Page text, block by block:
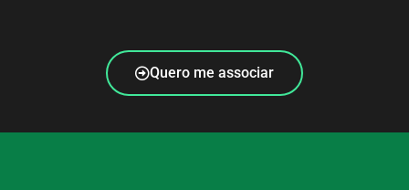
Quero me associar